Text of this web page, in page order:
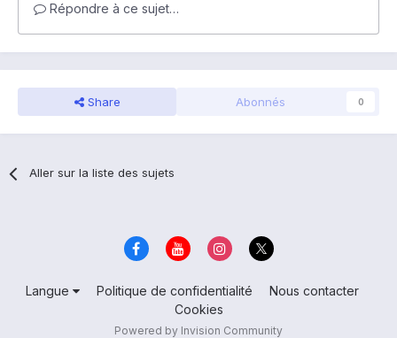
Répondre à ce sujet…
Share Abonnés 0
Aller sur la liste des sujets
Langue Politique de confidentialité
Nous contacter
Cookies
Powered by Invision Community